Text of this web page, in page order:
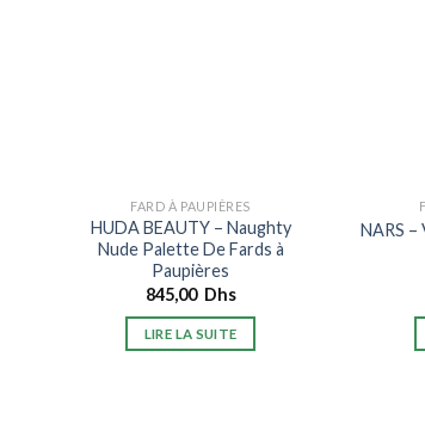
FARD À PAUPIÈRES
HUDA BEAUTY – Naughty
Nude Palette De Fards à
Paupières
845,00 Dhs
LIRE LA SUITE
NARS